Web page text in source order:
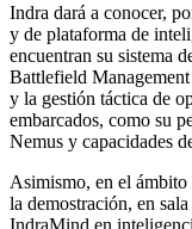
Indra dará a conocer,
y de plataforma de
encuentran su sistema
Battlefield
y la gestión táctica de
embarcados, como su
Nemus y capacidades
Asimismo, en el
la demostración, en
IndraMind en